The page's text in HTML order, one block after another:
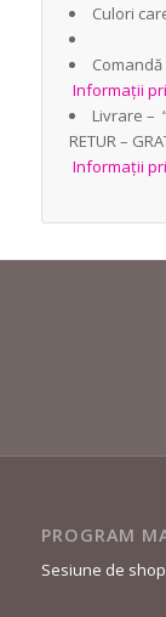
Culori
Informații
Livrare –
RETUR –
Informații
PROGRAM
Sesiune de